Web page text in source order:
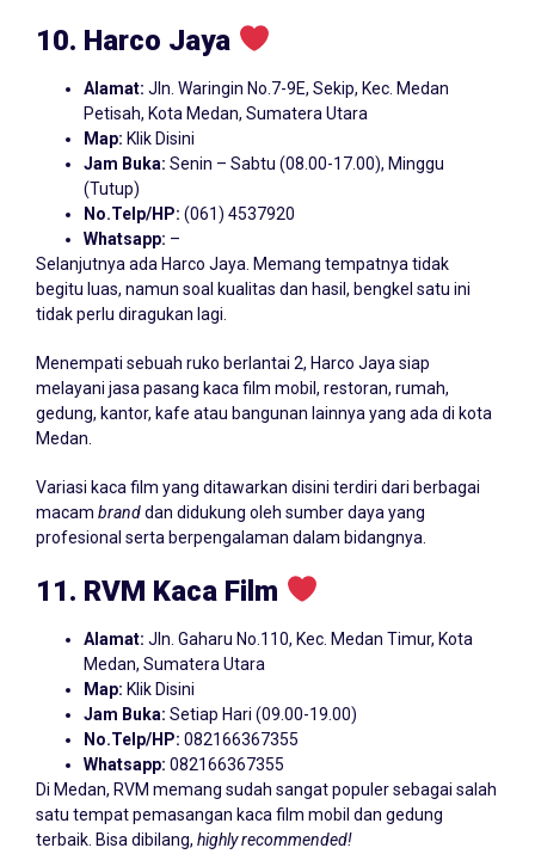
10. Harco Jaya
Alamat: Jln. Waringin No.7-9E, Sekip, Kec. Medan
Petisah, Kota Medan, Sumatera Utara
Map: Klik Disini
Jam Buka: Senin – Sabtu (08.00-17.00), Minggu
(Tutup)
No.Telp/HP: (061) 4537920
Whatsapp: –
Selanjutnya ada Harco Jaya. Memang tempatnya tidak
begitu luas, namun soal kualitas dan hasil, bengkel satu ini
tidak perlu diragukan lagi.
Menempati sebuah ruko berlantai 2, Harco Jaya siap
melayani jasa pasang kaca film mobil, restoran, rumah,
gedung, kantor, kafe atau bangunan lainnya yang ada di kota
Medan.
Variasi kaca film yang ditawarkan disini terdiri dari berbagai
macam branddan didukung oleh sumber daya yang
profesional serta berpengalaman dalam bidangnya.
11. RVM Kaca Film
Alamat: Jln. Gaharu No.110, Kec. Medan Timur, Kota
Medan, Sumatera Utara
Map: Klik Disini
Jam Buka: Setiap Hari (09.00-19.00)
No.Telp/HP: 082166367355
Whatsapp: 082166367355
Di Medan, RVM memang sudah sangat populer sebagai salah
satu tempat pemasangan kaca film mobil dan gedung
terbaik. Bisa dibilang, highlyrecommended!